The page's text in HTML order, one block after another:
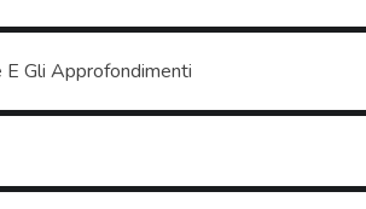
Gli Approfondimenti